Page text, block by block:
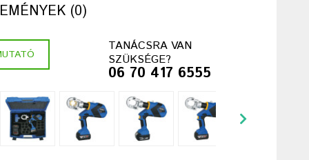
(0)
TANÁCSRA VAN
SZÜKSÉGE?
06 70 417 6555